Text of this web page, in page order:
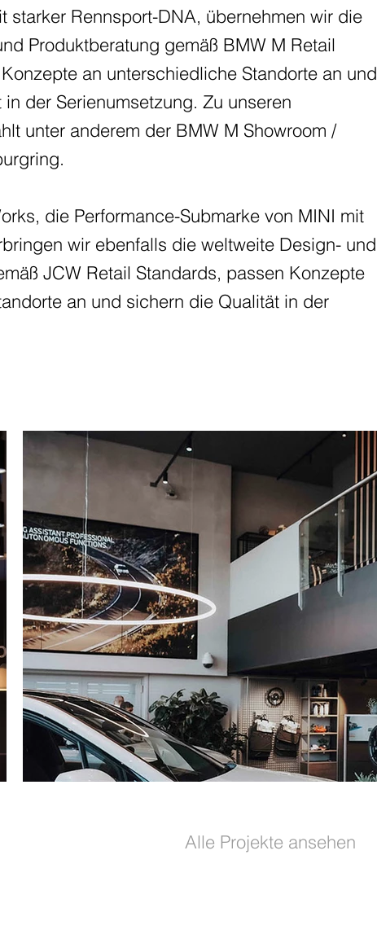
starker Rennsport-DNA, übernehmen wir die
Produktberatung gemäß BMW M Retail
an unterschiedliche Standorte an und
der Serienumsetzung. Zu unseren
unter anderem der BMW M Showroom /
die Performance-Submarke von MINI mit
wir ebenfalls die weltweite Design- und
JCW Retail Standards, passen Konzepte
an und sichern die Qualität in der
Alle Projekte ansehen